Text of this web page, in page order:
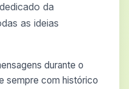
da
as ideias
durante o
sempre com histórico